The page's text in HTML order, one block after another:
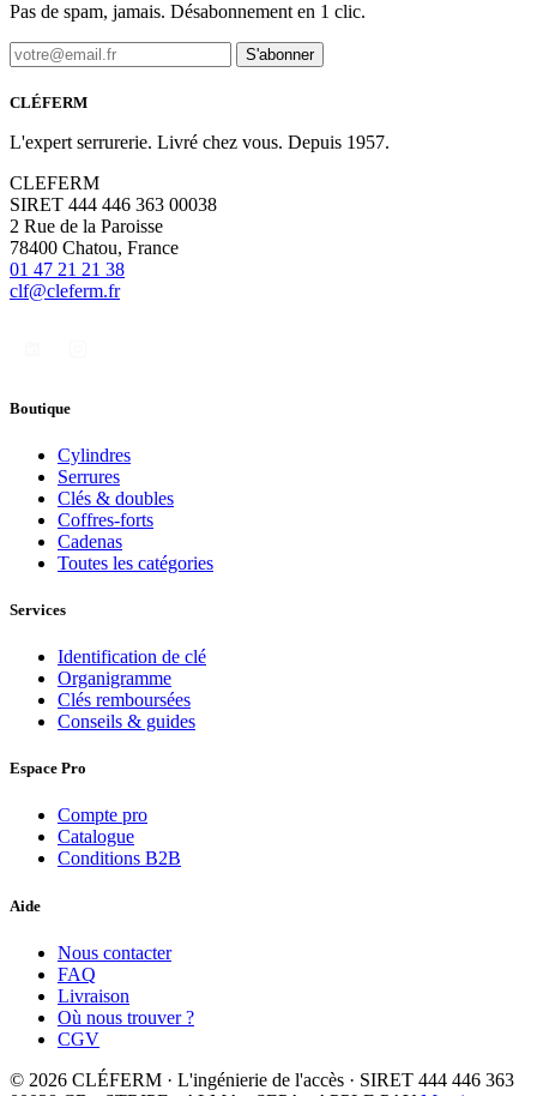
Pas de spam, jamais. Désabonnement en 1 clic.
S'abonner
CLÉFERM
L'expert serrurerie. Livré chez vous. Depuis 1957.
CLEFERM
SIRET 444 446 363 00038
2 Rue de la Paroisse
78400 Chatou, France
01 47 21 21 38
clf@cleferm.fr
Boutique
Cylindres
Serrures
Clés & doubles
Coffres-forts
Cadenas
Toutes les catégories
Services
Identification de clé
Organigramme
Clés remboursées
Conseils & guides
Espace Pro
Compte pro
Catalogue
Conditions B2B
Aide
Nous contacter
FAQ
Livraison
Où nous trouver ?
CGV
© 2026 CLÉFERM · L'ingénierie de l'accès · SIRET 444 446 363